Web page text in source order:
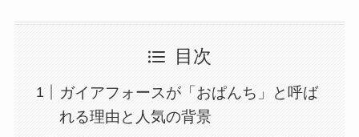
目次
ガイアフォースが「おぱんち」と呼ば
れる理由と人気の背景